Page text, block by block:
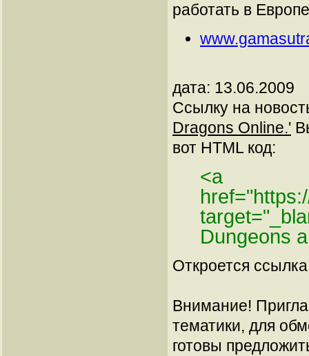
работать в
дата: 13.06.2009
Ссылку на
Dragons Online.'
вот HTML код:
<a
Dungeons
Откроется
Внимание!
тематики, для
готовы